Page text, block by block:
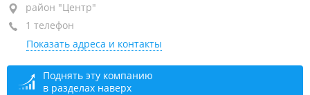
район "Центр", ул. Пушкинская, 40
сегодня закрыто
район "Центр"
1 телефон
Показать адреса и контакты
Поднять эту компанию
в разделах наверх